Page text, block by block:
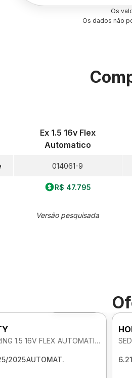
Os
Os dados não
Ex 1.5 16v Flex
Automatico
014061-9
R$ 47.795
Versão pesquisada
SEDAN TOURING 1.5 16V FLEX AUTOMATICO
2025AUTOMAT.